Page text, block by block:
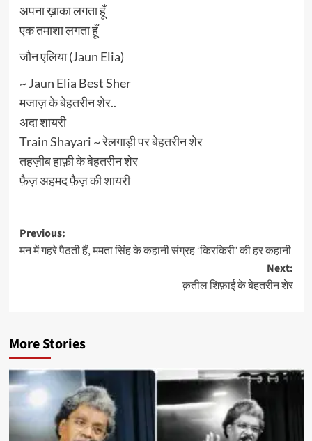
अपना ख़ाका लगता हूँ
एक तमाशा लगता हूँ
जौन एलिया (Jaun Elia)
~ Jaun Elia Best Sher
मजाज़ के बेहतरीन शेर..
अदा शायरी
Train Shayari ~ रेलगाड़ी पर बेहतरीन शेर
तहज़ीब हाफ़ी के बेहतरीन शेर
फ़ैज़ अहमद फ़ैज़ की शायरी
Post
navigation
Previous:
मन में गहरे पैठती हैं, ममता सिंह के कहानी संग्रह ‘किरकिरी’ की हर कहानी
Next:
क़तील शिफ़ाई के बेहतरीन शेर
More Stories